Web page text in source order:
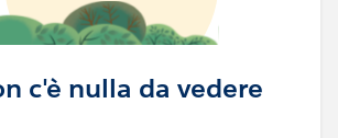
c'è nulla da vedere